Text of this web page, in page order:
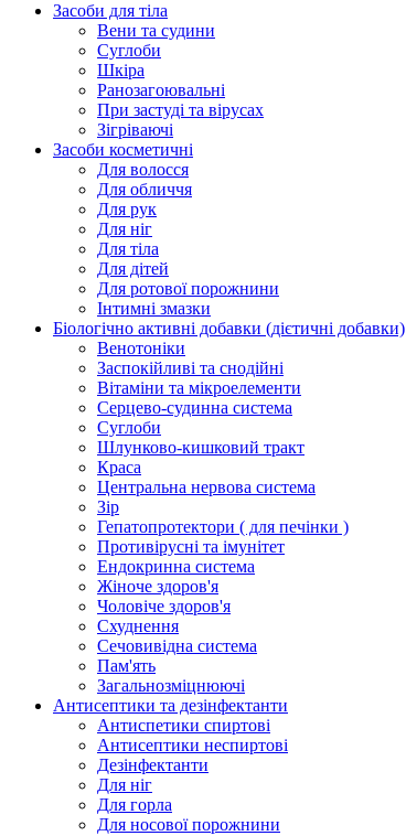
Засоби для тіла
Вени та судини
Суглоби
Шкіра
Ранозагоювальні
При застуді та вірусах
Зігріваючі
Засоби косметичні
Для волосся
Для обличчя
Для рук
Для ніг
Для тіла
Для дітей
Для ротової порожнини
Інтимні змазки
Біологічно активні добавки (дієтичні добавки)
Венотоніки
Заспокійливі та снодійні
Вітаміни та мікроелементи
Серцево-судинна система
Суглоби
Шлунково-кишковий тракт
Краса
Центральна нервова система
Зір
Гепатопротектори ( для печінки )
Противірусні та імунітет
Ендокринна система
Жіноче здоров'я
Чоловіче здоров'я
Схуднення
Сечовивідна система
Пам'ять
Загальнозміцнюючі
Антисептики та дезінфектанти
Антиспетики спиртові
Антисептики неспиртові
Дезінфектанти
Для ніг
Для горла
Для носової порожнини